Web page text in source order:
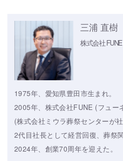
三浦 直樹
株式会社
1975年、愛知県豊田市生まれ。
2005年、株式会社FUNE (フュー
(株式会社ミウラ葬祭センターが
2代目社長として経営回復、葬祭
2024年、創業70周年を迎えた。